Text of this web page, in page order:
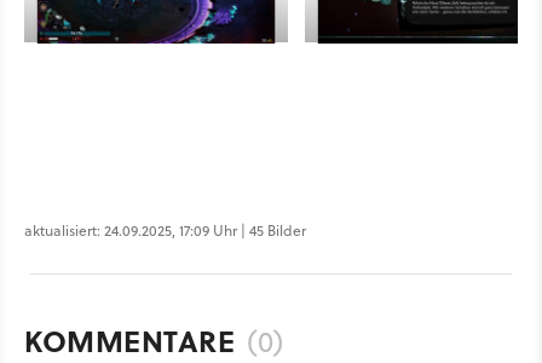
aktualisiert: 24.09.2025, 17:09 Uhr | 45 Bilder
KOMMENTARE (0)